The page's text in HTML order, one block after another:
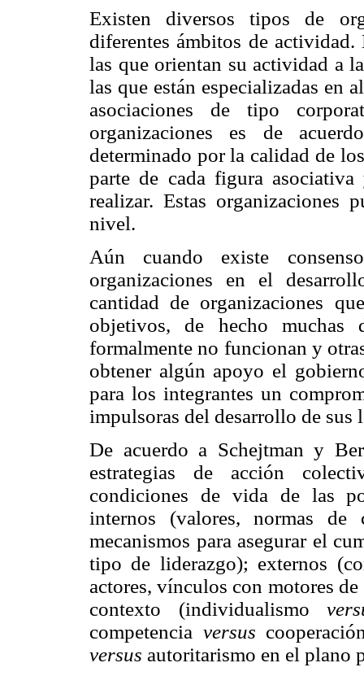
Existen diversos tipos de
diferentes ámbitos de
las que orientan su actividad a
las que están especializadas en
asociaciones de tipo
organizaciones es de
determinado por la calidad de
parte de cada figura
realizar. Estas organizaciones
nivel.
Aún cuando existe
organizaciones en el
cantidad de organizaciones
objetivos, de hecho muchas
formalmente no funcionan y
obtener algún apoyo el
para los integrantes un
impulsoras del desarrollo de sus
De acuerdo a Schejtman y
estrategias de acción
condiciones de vida de las
internos (valores, normas de
mecanismos para asegurar el
tipo de liderazgo); externos
actores, vínculos con motores
contexto (individualismo
competencia versus
versus autoritarismo en el plano